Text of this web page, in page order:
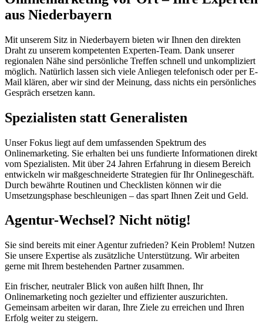
aus Niederbayern
Mit unserem Sitz in Niederbayern bieten wir Ihnen den direkten
Draht zu unserem kompetenten Experten-Team. Dank unserer
regionalen Nähe sind persönliche Treffen schnell und unkompliziert
möglich. Natürlich lassen sich viele Anliegen telefonisch oder per E-
Mail klären, aber wir sind der Meinung, dass nichts ein persönliches
Gespräch ersetzen kann.
Spezialisten statt Generalisten
Unser Fokus liegt auf dem umfassenden Spektrum des
Onlinemarketing. Sie erhalten bei uns fundierte Informationen direkt
vom Spezialisten. Mit über 24 Jahren Erfahrung in diesem Bereich
entwickeln wir maßgeschneiderte Strategien für Ihr Onlinegeschäft.
Durch bewährte Routinen und Checklisten können wir die
Umsetzungsphase beschleunigen – das spart Ihnen Zeit und Geld.
Agentur-Wechsel? Nicht nötig!
Sie sind bereits mit einer Agentur zufrieden? Kein Problem! Nutzen
Sie unsere Expertise als zusätzliche Unterstützung. Wir arbeiten
gerne mit Ihrem bestehenden Partner zusammen.
Ein frischer, neutraler Blick von außen hilft Ihnen, Ihr
Onlinemarketing noch gezielter und effizienter auszurichten.
Gemeinsam arbeiten wir daran, Ihre Ziele zu erreichen und Ihren
Erfolg weiter zu steigern.